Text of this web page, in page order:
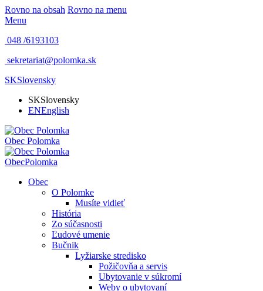
Rovno na obsah Rovno na menu
Menu
048 /6193103
sekretariat@polomka.sk
SKSlovensky
SKSlovensky
ENEnglish
Obec Polomka
ObecPolomka
Obec
O Polomke
Musíte vidieť
História
Zo súčasnosti
Ľudové umenie
Bučnik
Lyžiarske stredisko
Požičovňa a servis
Ubytovanie v súkromí
Weby o ubytovaní